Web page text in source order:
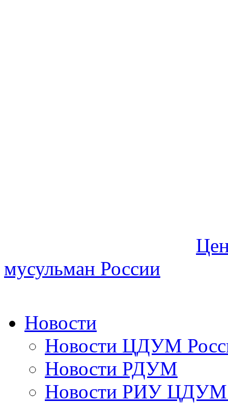
мусульман России
Новости
Новости ЦДУМ
Новости РДУМ
Новости РИУ ЦДУМ